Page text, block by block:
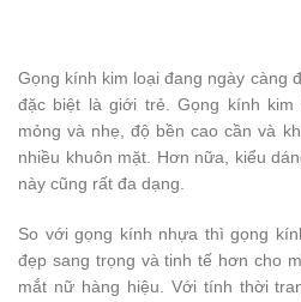
Gọng kính kim loại đang ngày càng
đặc biệt là giới trẻ. Gọng kính
mỏng và nhẹ, độ bền cao cần và
nhiều khuôn mặt. Hơn nữa, kiểu
này cũng rất đa dạng.
So với gọng kính nhựa thì gọng
đẹp sang trọng và tinh tế hơn cho
mắt nữ hàng hiệu. Với tính thời